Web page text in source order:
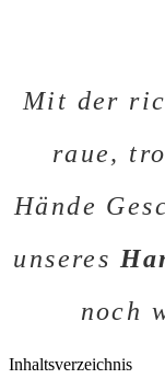
Mit der
raue,
Hände
unseres
noch
Inhaltsverzeichnis